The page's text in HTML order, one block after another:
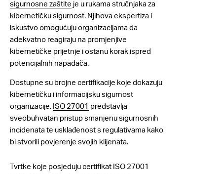
sigurnosne zaštite je u rukama stručnjaka za
kibernetičku sigurnost. Njihova ekspertiza i
iskustvo omogućuju organizacijama da
adekvatno reagiraju na promjenjive
kibernetičke prijetnje i ostanu korak ispred
potencijalnih napadača.
Dostupne su brojne certifikacije koje dokazuju
kibernetičku i informacijsku sigurnost
organizacije. ISO 27001 predstavlja
sveobuhvatan pristup smanjenu sigurnosnih
incidenata te usklađenost s regulativama kako
bi stvorili povjerenje svojih klijenata.
Tvrtke koje posjeduju certifikat ISO 27001